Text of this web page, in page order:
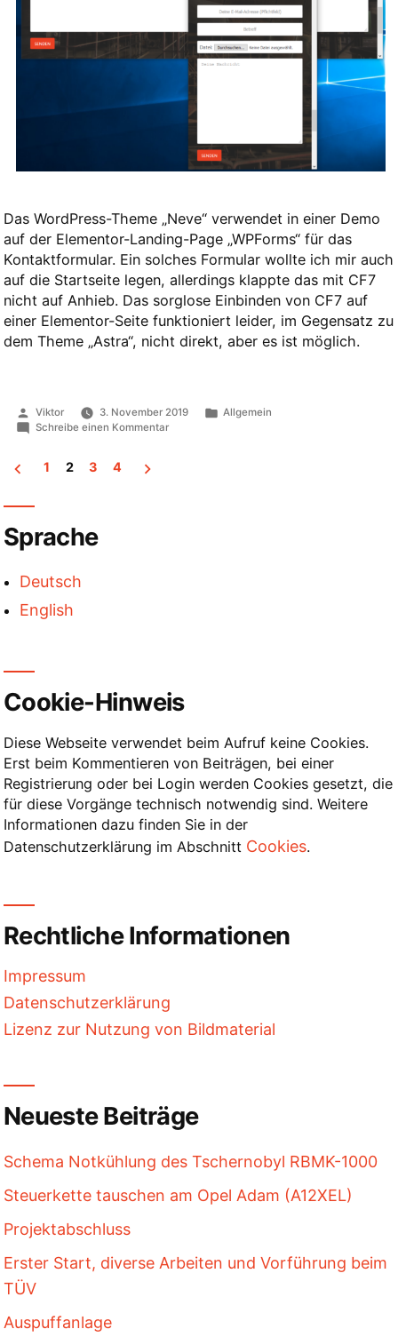
Das WordPress-Theme „Neve“ verwendet in einer Demo
auf der Elementor-Landing-Page „WPForms“ für das
Kontaktformular. Ein solches Formular wollte ich mir auch
auf die Startseite legen, allerdings klappte das mit CF7
nicht auf Anhieb. Das sorglose Einbinden von CF7 auf
einer Elementor-Seite funktioniert leider, im Gegensatz zu
dem Theme „Astra“, nicht direkt, aber es ist möglich.
Veröffentlicht
von
Viktor 3. November 2019
Veröffentlicht
Allgemein
Schreibe einen Kommentarzu
Beiträge
1 2 3 4
Sprache
Deutsch
English
Cookie-Hinweis
Diese Webseite verwendet beim Aufruf keine Cookies.
Erst beim Kommentieren von Beiträgen, bei einer
Registrierung oder bei Login werden Cookies gesetzt, die
für diese Vorgänge technisch notwendig sind. Weitere
Informationen dazu finden Sie in der
Datenschutzerklärung im Abschnitt Cookies.
Rechtliche Informationen
Impressum
Datenschutzerklärung
Lizenz zur Nutzung von Bildmaterial
Neueste Beiträge
Schema Notkühlung des Tschernobyl RBMK-1000
Steuerkette tauschen am Opel Adam (A12XEL)
Projektabschluss
Erster Start, diverse Arbeiten und Vorführung beim
TÜV
Auspuffanlage